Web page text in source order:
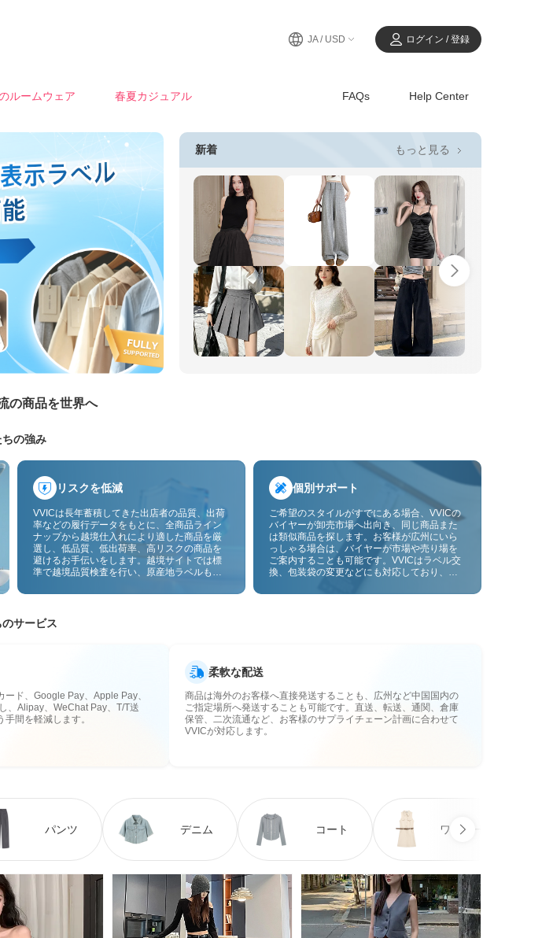
JA / USD ログイン / 登録
ルームウェア 春夏カジュアル FAQs Help Center
新着 もっと見る 
の商品を世界へ
ちの強み
リスクを低減
VVICは長年蓄積してきた出店者の品質、出荷
率などの履行データをもとに、全商品ライン
ナップから越境仕入れにより適した商品を厳
選し、低品質、低出荷率、高リスクの商品を
避けるお手伝いをします。越境サイトでは標
準で越境品質検査を行い、原産地ラベルも貼
スのリスクをさらに抑えます。
個別サポート
ご希望のスタイルがすでにある場合、VVICの
バイヤーが卸売市場へ出向き、同じ商品また
は類似商品を探します。お客様が広州にいら
っしゃる場合は、バイヤーが市場や売り場を
ご案内することも可能です。VVICはラベル交
換、包装袋の変更などにも対応しており、今
にも対応予定です。仕入れをお客様のビジネ
サービス
ド、Google Pay、Apple Pay、
、Alipay、WeChat Pay、T/T送
間を軽減します。
柔軟な配送
商品は海外のお客様へ直接発送することも、広州など中国国内の
ご指定場所へ発送することも可能です。直送、転送、通関、倉庫
保管、二次流通など、お客様のサプライチェーン計画に合わせて
VVICが対応します。
パンツ デニム コート ワンピース